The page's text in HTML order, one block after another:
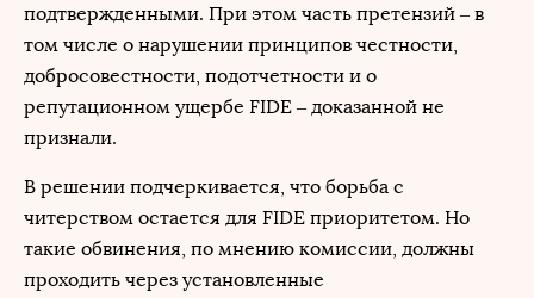
подтвержденными. При этом часть претензий – в
том числе о нарушении принципов честности,
добросовестности, подотчетности и о
репутационном ущербе FIDE – доказанной не
признали.
В решении подчеркивается, что борьба с
читерством остается для FIDE приоритетом. Но
такие обвинения, по мнению комиссии, должны
проходить через установленные